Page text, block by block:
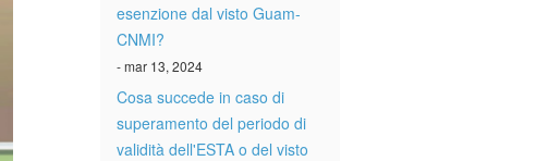
esenzione dal visto Guam-
CNMI?
- mar 13, 2024
Cosa succede in caso di
superamento del periodo di
validità dell'ESTA o del visto